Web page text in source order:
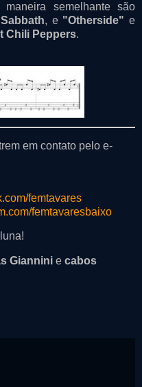
semelhante são
, e "Otherside" e
Chili Peppers.
em contato pelo e-
femtavares
femtavaresbaixo
Giannini e cabos